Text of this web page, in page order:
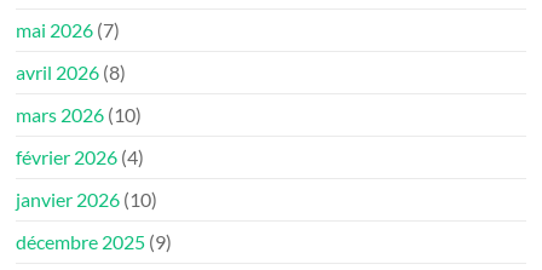
mai 2026 (7)
avril 2026 (8)
mars 2026 (10)
février 2026 (4)
janvier 2026 (10)
décembre 2025 (9)